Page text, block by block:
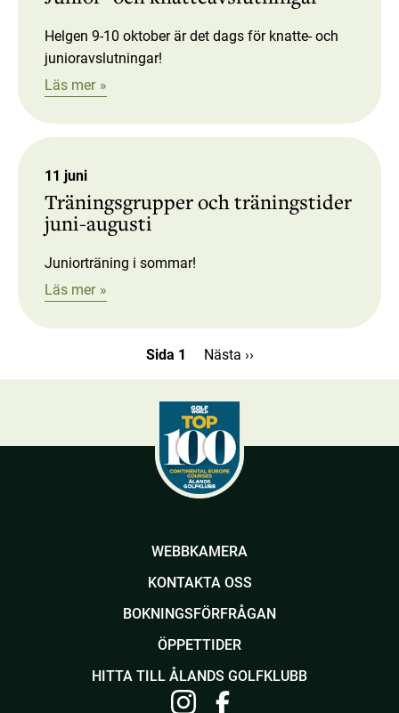
Helgen 9-10 oktober är det dags för knatte- och
junioravslutningar!
Läs mer
11 juni
Träningsgrupper och träningstider
juni-augusti
Juniorträning i sommar!
Läs mer
Sida 1
Nästa
sida
Nästa ››
WEBBKAMERA
KONTAKTA OSS
BOKNINGSFÖRFRÅGAN
ÖPPETTIDER
HITTA TILL ÅLANDS GOLFKLUBB